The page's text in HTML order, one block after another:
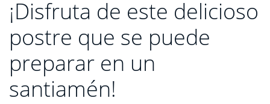
¡Disfruta de este delicioso
postre que se puede
preparar en un
santiamén!